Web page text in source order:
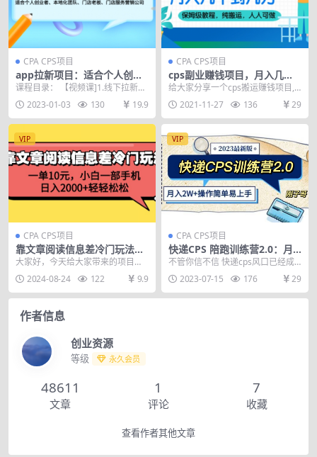
CPA CPS项目
app拉新项目：适合个人创业
者、本地化团队、门店老板、
门店服务营销公司
课程目录： 【视频课]1.线下拉新先
导课.mp4 【视频课】2.线下拉新ap
p是...2023-01-03 130 19.9
CPA CPS项目
cps副业赚钱项目，月入几千
到几万，保姆级教程，纯搬
运，人人可做
给大家分享一个cps搬运赚钱项目,
不需要你进货,不用你去引流,只要会
搬运视频,就...
2021-11-27 136 29
VIP
CPA CPS项目
靠文章阅读信息差冷门玩法，
一单10元，小白一部手机，日
大家好，今天给大家带来的项目是
“靠文章阅读信息差冷门玩法，一单
10元，小白一部手...
2024-08-24 122 9.9
VIP
CPA CPS项目
快递CPS 陪跑训练营2.0：月
入2万的正规蓝海项目
不管你信不信 快递cps风口已经成
为趋势 快递代发cps 新项目，新风
口 别人寄...
2023-07-15 176 29
作者信息
创业资源
等级 永久会员
48611
文章
1
评论
7
收藏
查看作者其他文章